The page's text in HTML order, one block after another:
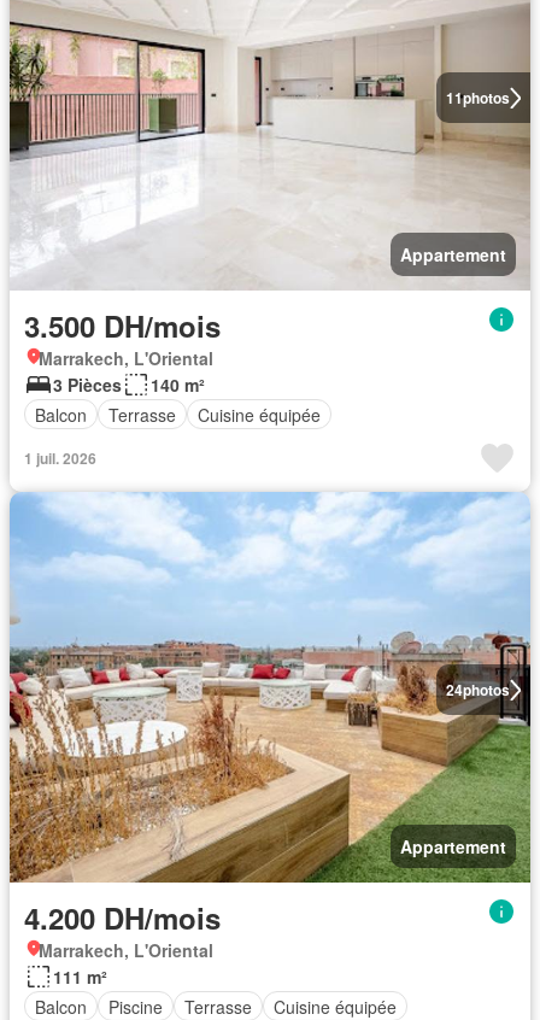
11photos
Appartement
3.500 DH/mois
Marrakech, L'Oriental
3 Pièces
140 m²
Balcon
Terrasse Cuisine équipée
1 juil. 2026
24photos
Appartement
4.200 DH/mois
Marrakech, L'Oriental
111 m²
Balcon
Piscine Terrasse
Cuisine équipée